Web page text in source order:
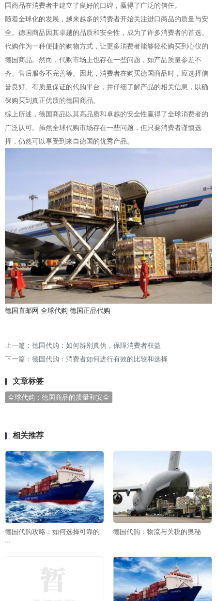
国商品在消费者中建立了良好的口碑，赢得了广泛的信任。
随着全球化的发展，越来越多的消费者开始关注进口商品的质量与安
全。德国商品因其卓越的品质和安全性，成为了许多消费者的首选。
代购作为一种便捷的购物方式，让更多消费者能够轻松购买到心仪的
德国商品。然而，代购市场上也存在一些问题，如产品质量参差不
齐、售后服务不完善等。因此，消费者在购买德国商品时，应选择信
誉良好、有质量保证的代购平台，并仔细了解产品的相关信息，以确
保购买到真正优质的德国商品。
综上所述，德国商品以其高品质和卓越的安全性赢得了全球消费者的
广泛认可。虽然全球代购市场存在一些问题，但只要消费者谨慎选
择，仍然可以享受到来自德国的优秀产品。
德国直邮网 全球代购 德国正品代购
上一篇： 德国代购：如何辨别真伪，保障消费者权益
下一篇： 德国代购：消费者如何进行有效的比较和选择
文章标签
全球代购：德国商品的质量和安全
相关推荐
德国代购攻略：如何选择可靠的
···
德国代购：物流与关税的奥秘